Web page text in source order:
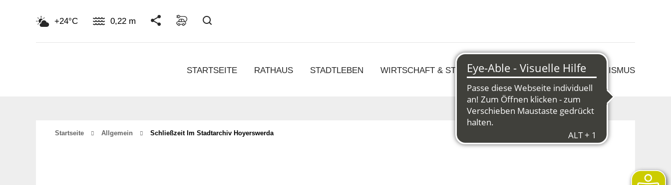
+24°C 0,22 m
STARTSEITE RATHAUS STADTLEBEN WIRTSCHAFT & STRUKTURWANDEL KULTUR & TOURISMUS
Startseite Allgemein Schließzeit Im Stadtarchiv Hoyerswerda